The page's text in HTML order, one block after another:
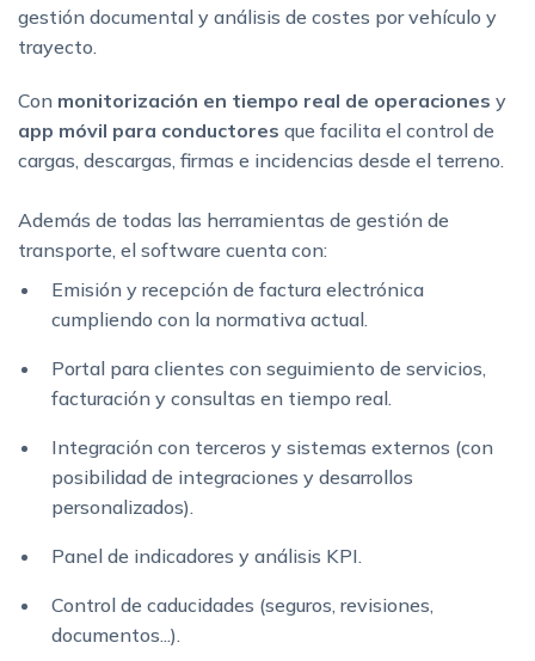
gestión documental y análisis de costes por vehículo y
trayecto.
Con monitorización en tiempo real de operaciones y
app móvil para conductores que facilita el control de
cargas, descargas, firmas e incidencias desde el terreno.
Además de todas las herramientas de gestión de
transporte, el software cuenta con:
Emisión y recepción de factura electrónica
cumpliendo con la normativa actual.
Portal para clientes con seguimiento de servicios,
facturación y consultas en tiempo real.
Integración con terceros y sistemas externos (con
posibilidad de integraciones y desarrollos
personalizados).
Panel de indicadores y análisis KPI.
Control de caducidades (seguros, revisiones,
documentos...).